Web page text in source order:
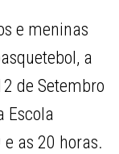
e meninas
a
de Setembro
Escola
as 20 horas.